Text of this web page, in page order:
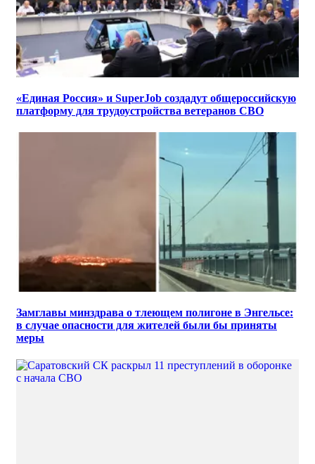
«Единая Россия» и SuperJob создадут общероссийскую
платформу для трудоустройства ветеранов СВО
Замглавы минздрава о тлеющем полигоне в Энгельсе:
в случае опасности для жителей были бы приняты
меры